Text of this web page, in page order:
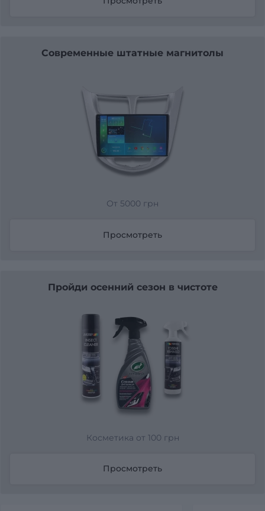
Современные штатные магнитолы
От 5000 грн
Просмотреть
Пройди осенний сезон в чистоте
Косметика от 100 грн
Просмотреть